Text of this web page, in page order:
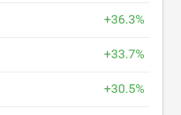
+36.3%
+33.7%
+30.5%